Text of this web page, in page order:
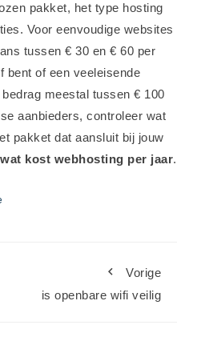
pakket, het type hosting
Voor eenvoudige websites
tussen € 30 en € 60 per
bent of een veeleisende
meestal tussen € 100
aanbieders, controleer wat
pakket dat aansluit bij jouw
wat kost webhosting per jaar.
Vorige
is openbare wifi veilig